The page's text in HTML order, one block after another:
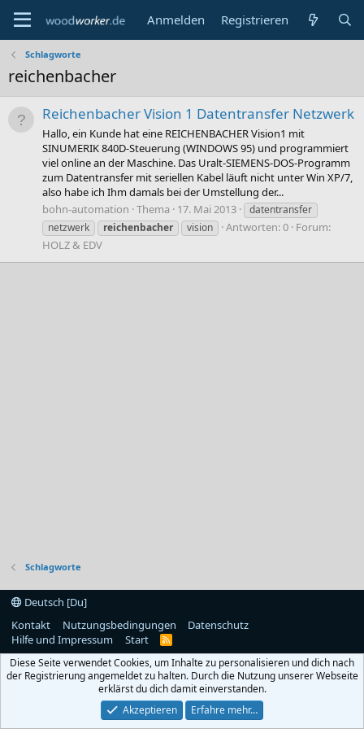
Anmelden Registrieren
Schlagworte
reichenbacher
Reichenbacher Vision 1 Datentransfer Netzwerk
Hallo, ein Kunde hat eine REICHENBACHER Vision1 mit
SINUMERIK 840D-Steuerung (WINDOWS 95) und programmiert
viel online an der Maschine. Das Uralt-SIEMENS-DOS-Programm
zum Datentransfer mit seriellen Kabel läuft nicht unter Win XP/7,
also habe ich Ihm damals bei der Umstellung der...
bohn-automation Thema 17. Mai 2013
datentransfer
netzwerk
reichenbacher vision Antworten: 0 Forum:
HOLZ & EDV
Schlagworte
Deutsch [Du]
Kontakt
Nutzungsbedingungen
Datenschutz
Hilfe und Impressum
Start
R
S
Diese Seite verwendet Cookies, um Inhalte zu personalisieren und dich nach
der Registrierung angemeldet zu halten. Durch die Nutzung unserer Webseite
erklärst du dich damit einverstanden.
Akzeptieren
Erfahre mehr…